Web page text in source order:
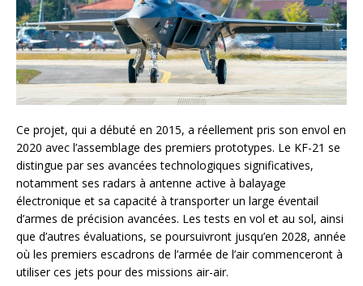
Ce projet, qui a débuté en 2015, a réellement pris son envol en
2020 avec l’assemblage des premiers prototypes. Le KF-21 se
distingue par ses avancées technologiques significatives,
notamment ses radars à antenne active à balayage
électronique et sa capacité à transporter un large éventail
d’armes de précision avancées. Les tests en vol et au sol, ainsi
que d’autres évaluations, se poursuivront jusqu’en 2028, année
où les premiers escadrons de l’armée de l’air commenceront à
utiliser ces jets pour des missions air-air.